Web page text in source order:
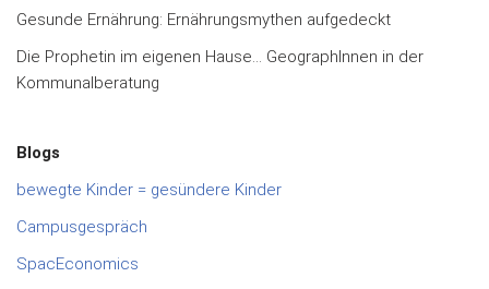
Gesunde Ernährung: Ernährungsmythen aufgedeckt
Die Prophetin im eigenen Hause… GeographInnen in der
Kommunalberatung
Blogs
bewegte Kinder = gesündere Kinder
Campusgespräch
SpacEconomics